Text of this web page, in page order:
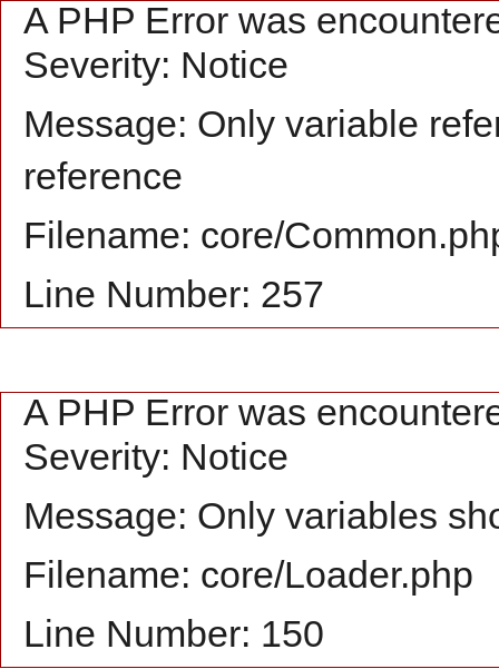
A PHP Error was
Severity: Notice
Message: Only variable
reference
Filename: core/
Line Number: 257
A PHP Error was
Severity: Notice
Message: Only variables
Filename: core/Loader.php
Line Number: 150